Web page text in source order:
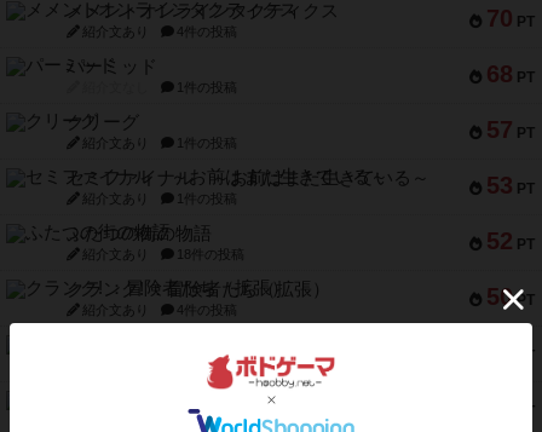
70 PT
メメントオンラインタクティクス
紹介文あり 4件の投稿
68 PT
パーミッド
1件の投稿
57 PT
クリーグ
紹介文あり 1件の投稿
53 PT
セミファイナル ～お前はまだ生きている～
紹介文あり 1件の投稿
52 PT
ふたつの街の物語
紹介文あり 18件の投稿
50 PT
クランク! ：冒険者たち（拡張）
紹介文あり 4件の投稿
PT
1件の投稿
PT
スターマイン・ラミー ポケット
2件の投稿